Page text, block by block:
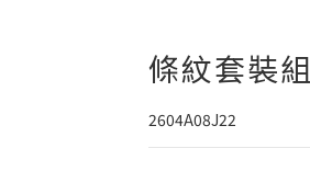
條紋套裝組
2604A08J22